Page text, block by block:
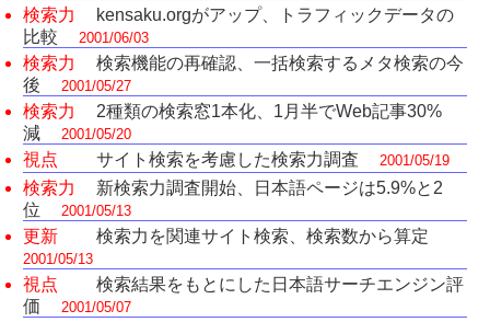
検索力
kensaku.orgがアップ、トラフィックデータの
比較
2001/06/03
検索力
検索機能の再確認、一括検索するメタ検索の今
後
2001/05/27
検索力
2種類の検索窓1本化、1月半でWeb記事30%
減
2001/05/20
視点 サイト検索を考慮した検索力調査 2001/05/19
検索力
新検索力調査開始、日本語ページは5.9%と2
位
2001/05/13
更新 検索力を関連サイト検索、検索数から算定
2001/05/13
視点
検索結果をもとにした日本語サーチエンジン評
価
2001/05/07